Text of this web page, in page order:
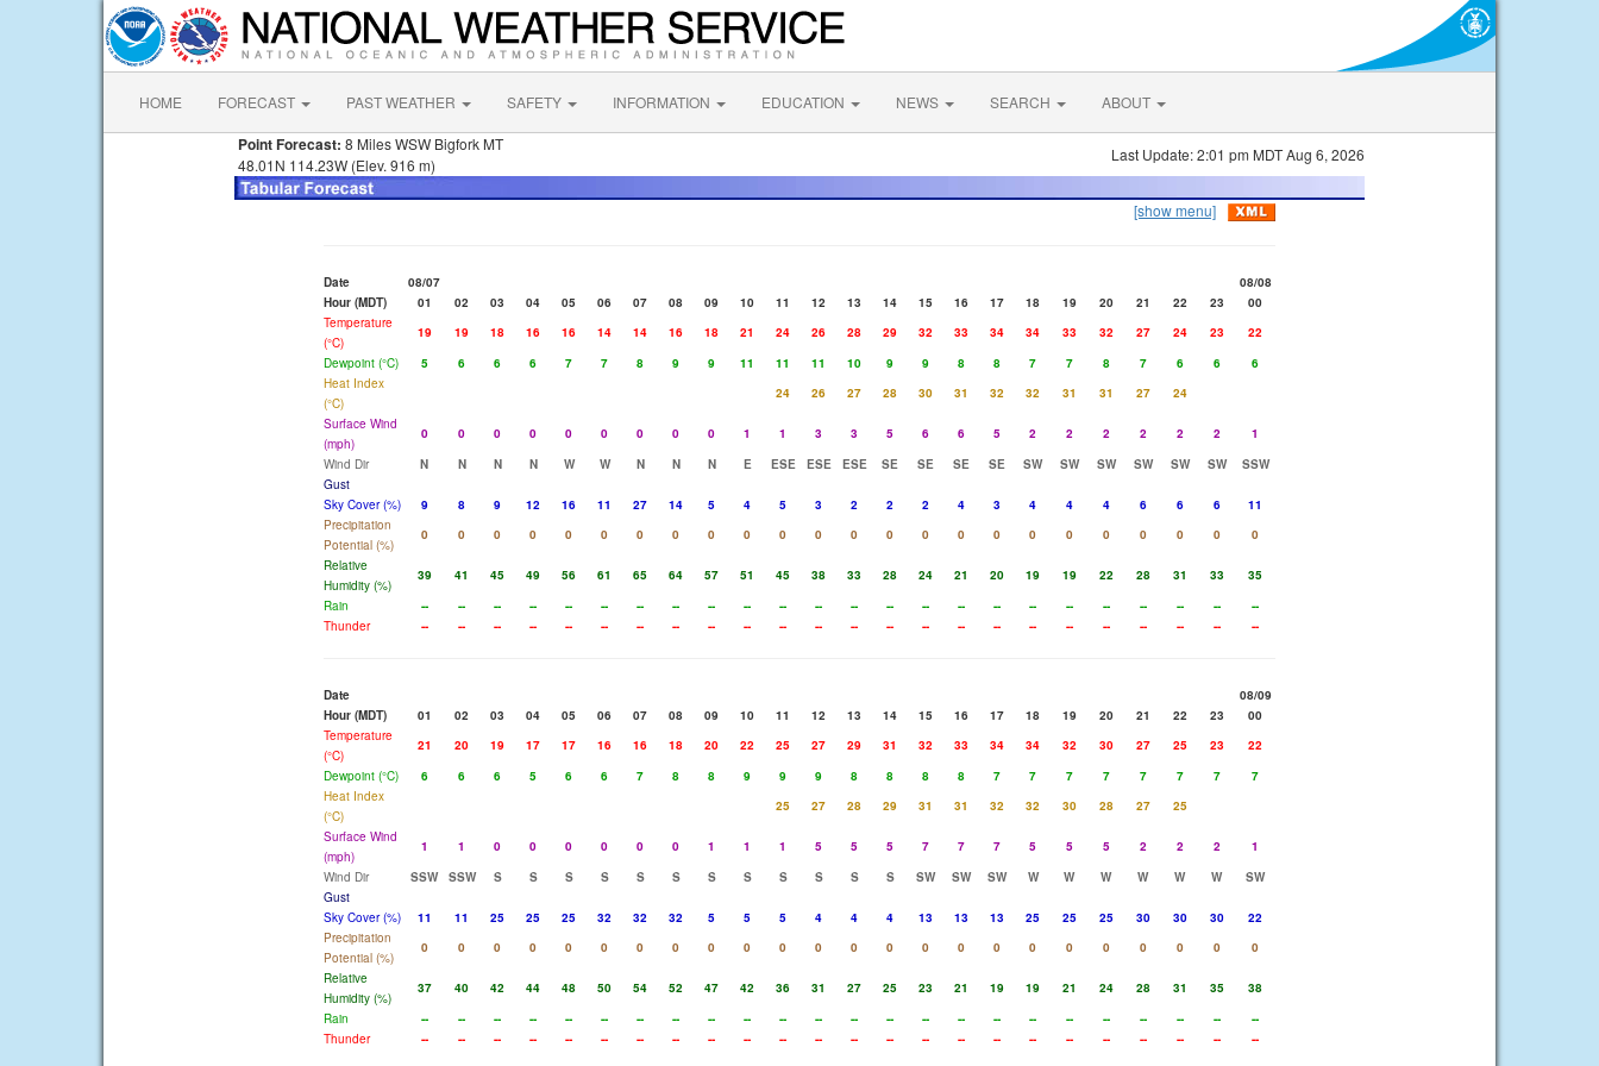
HOME FORECAST PAST WEATHER SAFETY INFORMATION EDUCATION NEWS SEARCH ABOUT
Point Forecast: 8 Miles WSW Bigfork MT
48.01N 114.23W (Elev. 916 m)
Last Update: 2:01 pm MDT Aug 6, 2026
[show menu]
Date 08/07
08/08
Hour (MDT)
01 02 03 04 05 06 07 08 09 10 11 12 13 14 15 16 17 18 19 20 21 22 23
00
Temperature
(°C)
19 19 18 16 16 14 14 16 18 21 24 26 28 29 32 33 34 34 33 32 27 24 23
22
Dewpoint (°C)
5 6 6 6 7 7 8 9 9 11 11 11 10 9 9 8 8 7 7 8 7 6 6
6
Heat Index
(°C)
24 26 27 28 30 31 32 32 31 31 27
24
Surface Wind
(mph)
0 0 0 0 0 0 0 0 0 1 1 3 3 5 6 6 5 2 2 2 2 2 2
1
Wind Dir
N N N N W W N N N E ESE ESE ESE SE SE SE SE SW SW SW SW SW SW
SSW
Gust
Sky Cover (%)
9 8 9 12 16 11 27 14 5 4 5 3 2 2 2 4 3 4 4 4 6 6 6
11
Precipitation
Potential (%)
0 0 0 0 0 0 0 0 0 0 0 0 0 0 0 0 0 0 0 0 0 0 0
0
Relative
Humidity (%)
39 41 45 49 56 61 65 64 57 51 45 38 33 28 24 21 20 19 19 22 28 31 33
35
Rain
-- -- -- -- -- -- -- -- -- -- -- -- -- -- -- -- -- -- -- -- -- -- --
--
Thunder
-- -- -- -- -- -- -- -- -- -- -- -- -- -- -- -- -- -- -- -- -- -- -- --
Date
08/09
Hour (MDT)
01 02 03 04 05 06 07 08 09 10 11 12 13 14 15 16 17 18 19 20 21 22 23
00
Temperature
(°C)
21 20 19 17 17 16 16 18 20 22 25 27 29 31 32 33 34 34 32 30 27 25 23
22
Dewpoint (°C)
6 6 6 5 6 6 7 8 8 9 9 9 8 8 8 8 7 7 7 7 7 7 7
7
Heat Index
(°C)
25 27 28 29 31 31 32 32 30 28 27
25
Surface Wind
(mph)
1 1 0 0 0 0 0 0 1 1 1 5 5 5 7 7 7 5 5 5 2 2 2
1
Wind Dir
SSW SSW S S S S S S S S S S S S SW SW SW W W W W W W
SW
Gust
Sky Cover (%)
11 11 25 25 25 32 32 32 5 5 5 4 4 4 13 13 13 25 25 25 30 30 30
22
Precipitation
Potential (%)
0 0 0 0 0 0 0 0 0 0 0 0 0 0 0 0 0 0 0 0 0 0 0
0
Relative
Humidity (%)
37 40 42 44 48 50 54 52 47 42 36 31 27 25 23 21 19 19 21 24 28 31 35
38
Rain
-- -- -- -- -- -- -- -- -- -- -- -- -- -- -- -- -- -- -- -- -- -- --
--
Thunder
-- -- -- -- -- -- -- -- -- -- -- -- -- -- -- -- -- -- -- -- -- -- -- --